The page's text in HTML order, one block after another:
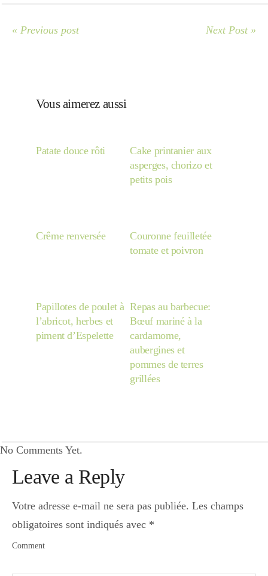
« Previous post Next Post »
Vous aimerez aussi
Patate douce rôti
Cake printanier aux
asperges, chorizo et
petits pois
Crême renversée
Couronne feuilletée
tomate et poivron
Papillotes de poulet à
l’abricot, herbes et
piment d’Espelette
Repas au barbecue:
Bœuf mariné à la
cardamome,
aubergines et
pommes de terres
grillées
No Comments Yet.
Leave a Reply
Votre adresse e-mail ne sera pas publiée. Les champs
obligatoires sont indiqués avec *
Comment